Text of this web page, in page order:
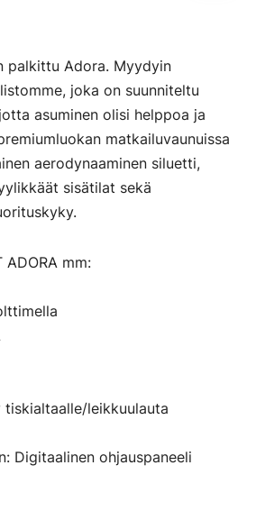
palkittu Adora. Myydyin
joka on suunniteltu
asuminen olisi helppoa ja
matkailuvaunuissa
aerodynaaminen siluetti,
sisätilat sekä
ADORA mm:
tiskialtaalle/leikkuulauta
Digitaalinen ohjauspaneeli